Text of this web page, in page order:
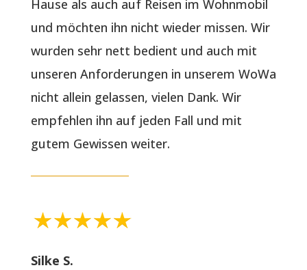
Hause als auch auf Reisen im Wohnmobil
und möchten ihn nicht wieder missen. Wir
wurden sehr nett bedient und auch mit
unseren Anforderungen in unserem WoWa
nicht allein gelassen, vielen Dank. Wir
empfehlen ihn auf jeden Fall und mit
gutem Gewissen weiter.
Silke S.